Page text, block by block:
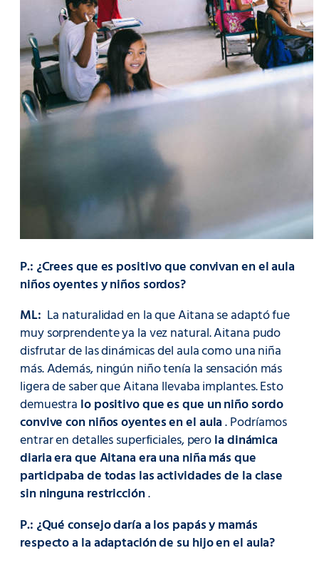
P.: ¿Crees que es positivo que convivan en el aula
niños oyentes y niños sordos?
ML: La naturalidad en la que Aitana se adaptó fue
muy sorprendente ya la vez natural. Aitana pudo
disfrutar de las dinámicas del aula como una niña
más. Además, ningún niño tenía la sensación más
ligera de saber que Aitana llevaba implantes. Esto
demuestra lo positivo que es que un niño sordo
convive con niños oyentes en el aula. Podríamos
entrar en detalles superficiales, perola dinámica
diaria era que Aitana era una niña más que
participaba de todas las actividades de la clase
sin ninguna restricción.
P.: ¿Qué consejo daría a los papás y mamás
respecto a la adaptación de su hijo en el aula?